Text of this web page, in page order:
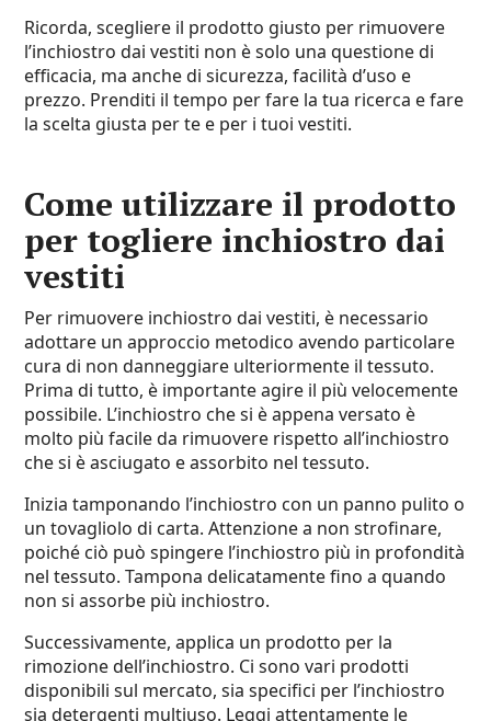
Ricorda, scegliere il prodotto giusto per rimuovere
l’inchiostro dai vestiti non è solo una questione di
efficacia, ma anche di sicurezza, facilità d’uso e
prezzo. Prenditi il tempo per fare la tua ricerca e fare
la scelta giusta per te e per i tuoi vestiti.
Come utilizzare il prodotto
per togliere inchiostro dai
vestiti
Per rimuovere inchiostro dai vestiti, è necessario
adottare un approccio metodico avendo particolare
cura di non danneggiare ulteriormente il tessuto.
Prima di tutto, è importante agire il più velocemente
possibile. L’inchiostro che si è appena versato è
molto più facile da rimuovere rispetto all’inchiostro
che si è asciugato e assorbito nel tessuto.
Inizia tamponando l’inchiostro con un panno pulito o
un tovagliolo di carta. Attenzione a non strofinare,
poiché ciò può spingere l’inchiostro più in profondità
nel tessuto. Tampona delicatamente fino a quando
non si assorbe più inchiostro.
Successivamente, applica un prodotto per la
rimozione dell’inchiostro. Ci sono vari prodotti
disponibili sul mercato, sia specifici per l’inchiostro
sia detergenti multiuso. Leggi attentamente le